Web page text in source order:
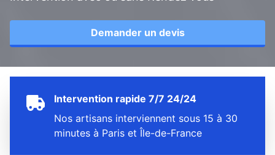
Demander un devis
Intervention rapide 7/7 24/24
Nos artisans interviennent sous 15 à 30
minutes à Paris et Île-de-France